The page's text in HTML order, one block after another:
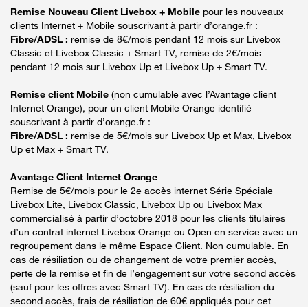
Remise Nouveau Client Livebox + Mobile pour les nouveaux
clients Internet + Mobile souscrivant à partir d’orange.fr :
Fibre/ADSL : remise de 8€/mois pendant 12 mois sur Livebox
Classic et Livebox Classic + Smart TV, remise de 2€/mois
pendant 12 mois sur Livebox Up et Livebox Up + Smart TV.
Remise client Mobile (non cumulable avec l’Avantage client
Internet Orange), pour un client Mobile Orange identifié
souscrivant à partir d’orange.fr :
Fibre/ADSL : remise de 5€/mois sur Livebox Up et Max, Livebox
Up et Max + Smart TV.
Avantage Client Internet Orange
Remise de 5€/mois pour le 2e accès internet Série Spéciale
Livebox Lite, Livebox Classic, Livebox Up ou Livebox Max
commercialisé à partir d’octobre 2018 pour les clients titulaires
d’un contrat internet Livebox Orange ou Open en service avec un
regroupement dans le même Espace Client. Non cumulable. En
cas de résiliation ou de changement de votre premier accès,
perte de la remise et fin de l’engagement sur votre second accès
(sauf pour les offres avec Smart TV). En cas de résiliation du
second accès, frais de résiliation de 60€ appliqués pour cet